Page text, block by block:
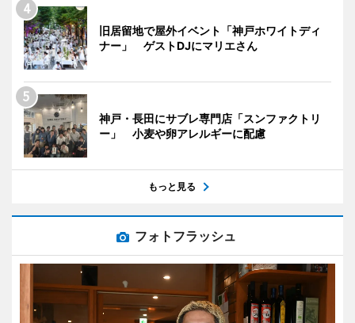
旧居留地で屋外イベント「神戸ホワイトディ
ナー」 ゲストDJにマリエさん
神戸・長田にサブレ専門店「スンファクトリ
ー」 小麦や卵アレルギーに配慮
もっと見る
フォトフラッシュ